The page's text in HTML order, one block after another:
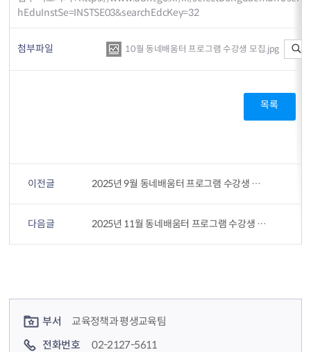
hEduInstSe=INSTSE03&searchEdcKey=32
첨부파일 10월 동네배움터 프로그램 수강생 모집.jpg
목록
이전글 2025년 9월 동네배움터 프로그램 수강생 모집
다음글 2025년 11월 동네배움터 프로그램 수강생 모집
부서
교육정책과 평생교육팀
전화번호
02-2127-5611